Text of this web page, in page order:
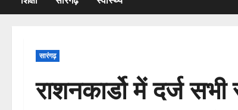
सारंगढ़
राशनकार्डो में दर्ज